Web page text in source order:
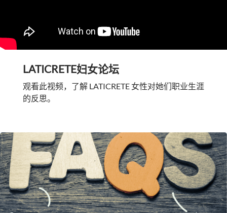
LATICRETE妇女论坛
观看此视频，了解 LATICRETE 女性对她们职业生涯
的反思。